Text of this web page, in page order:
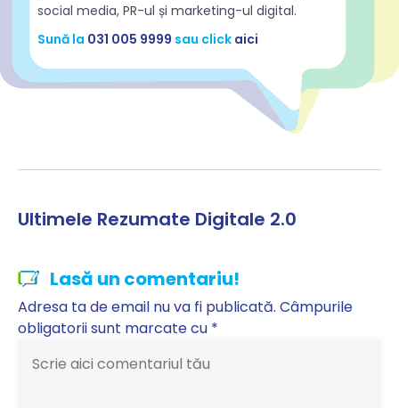
social media, PR-ul și marketing-ul digital.
Sună la 031 005 9999 sau click aici
Ultimele Rezumate Digitale 2.0
Lasă un comentariu!
Adresa ta de email nu va fi publicată. Câmpurile
obligatorii sunt marcate cu *